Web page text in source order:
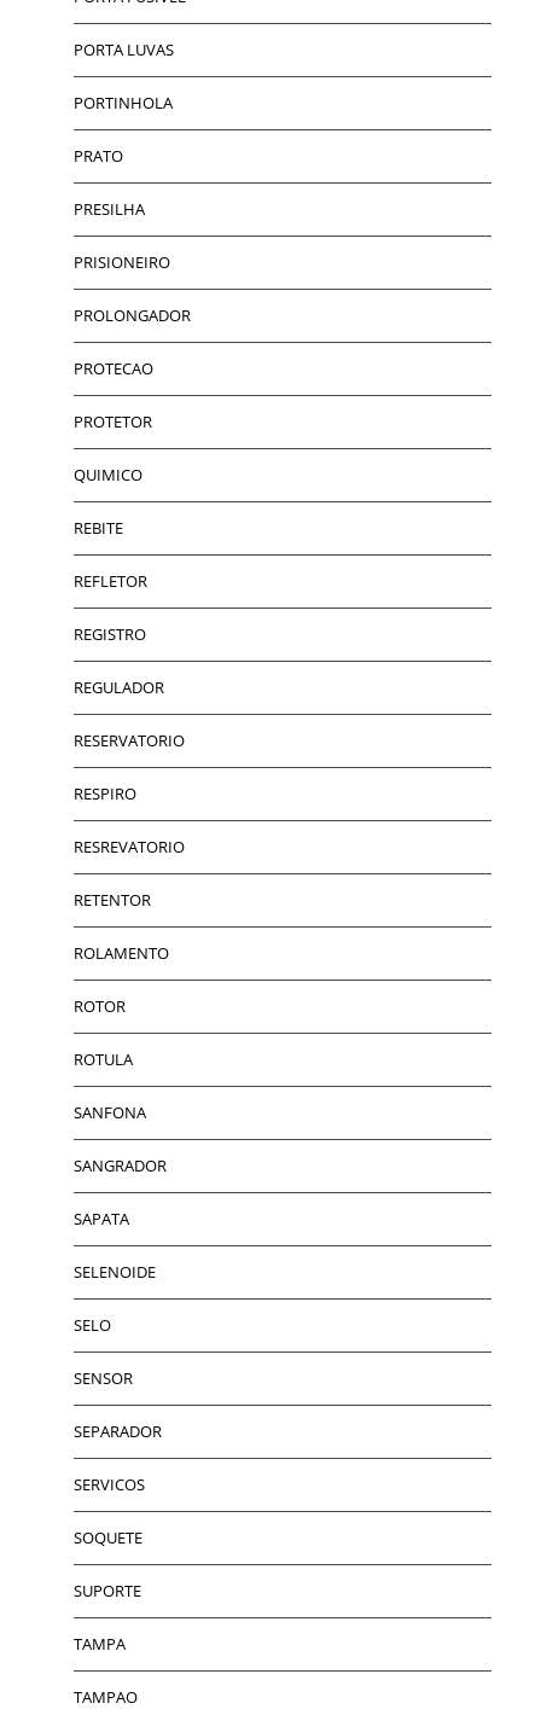
PORTA LUVAS
PORTINHOLA
PRATO
PRESILHA
PRISIONEIRO
PROLONGADOR
PROTECAO
PROTETOR
QUIMICO
REBITE
REFLETOR
REGISTRO
REGULADOR
RESERVATORIO
RESPIRO
RESREVATORIO
RETENTOR
ROLAMENTO
ROTOR
ROTULA
SANFONA
SANGRADOR
SAPATA
SELENOIDE
SELO
SENSOR
SEPARADOR
SERVICOS
SOQUETE
SUPORTE
TAMPA
TAMPAO